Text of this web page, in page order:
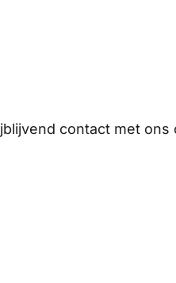
contact met ons